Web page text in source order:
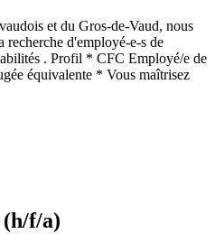
et du Gros-de-Vaud, nous
recherche d'employé-e-s de
. Profil * CFC Employé/e de
équivalente * Vous maîtrisez
f/a)